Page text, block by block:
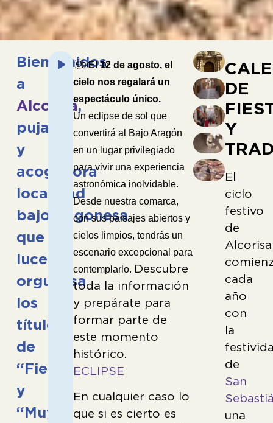
Bienvenidos
a
Alcorisa,
pujante
y
acogedora
localidad
bajoaragonesa
que
luce
orgullosa
los
títulos
de
“Fiel”
y
“Muy
Reproductor
de
00:0008:11
🌞El 12 de agosto, el
cielo nos regalará un
espectáculo único.
Un eclipse de sol que
convertirá al Bajo Aragón
en un lugar privilegiado
para vivir una experiencia
astronómica inolvidable.
Desde nuestra comarca,
con sus paisajes abiertos y
cielos limpios, tendrás un
escenario excepcional para
contemplarlo. Descubre
toda la información
y prepárate para
formar parte de
este momento
ECLIPSE
En cualquier caso lo
que si es cierto es
DE
Y
El
ciclo
festivo
de
Alcorisa
cada
año
con
la
de
San
una